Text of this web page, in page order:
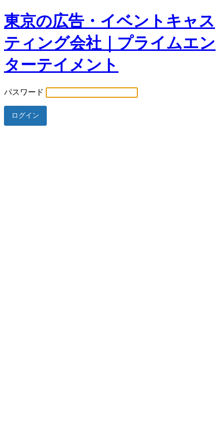
東京の広告・イベントキャス
ティング会社｜プライムエン
ターテイメント
パスワード